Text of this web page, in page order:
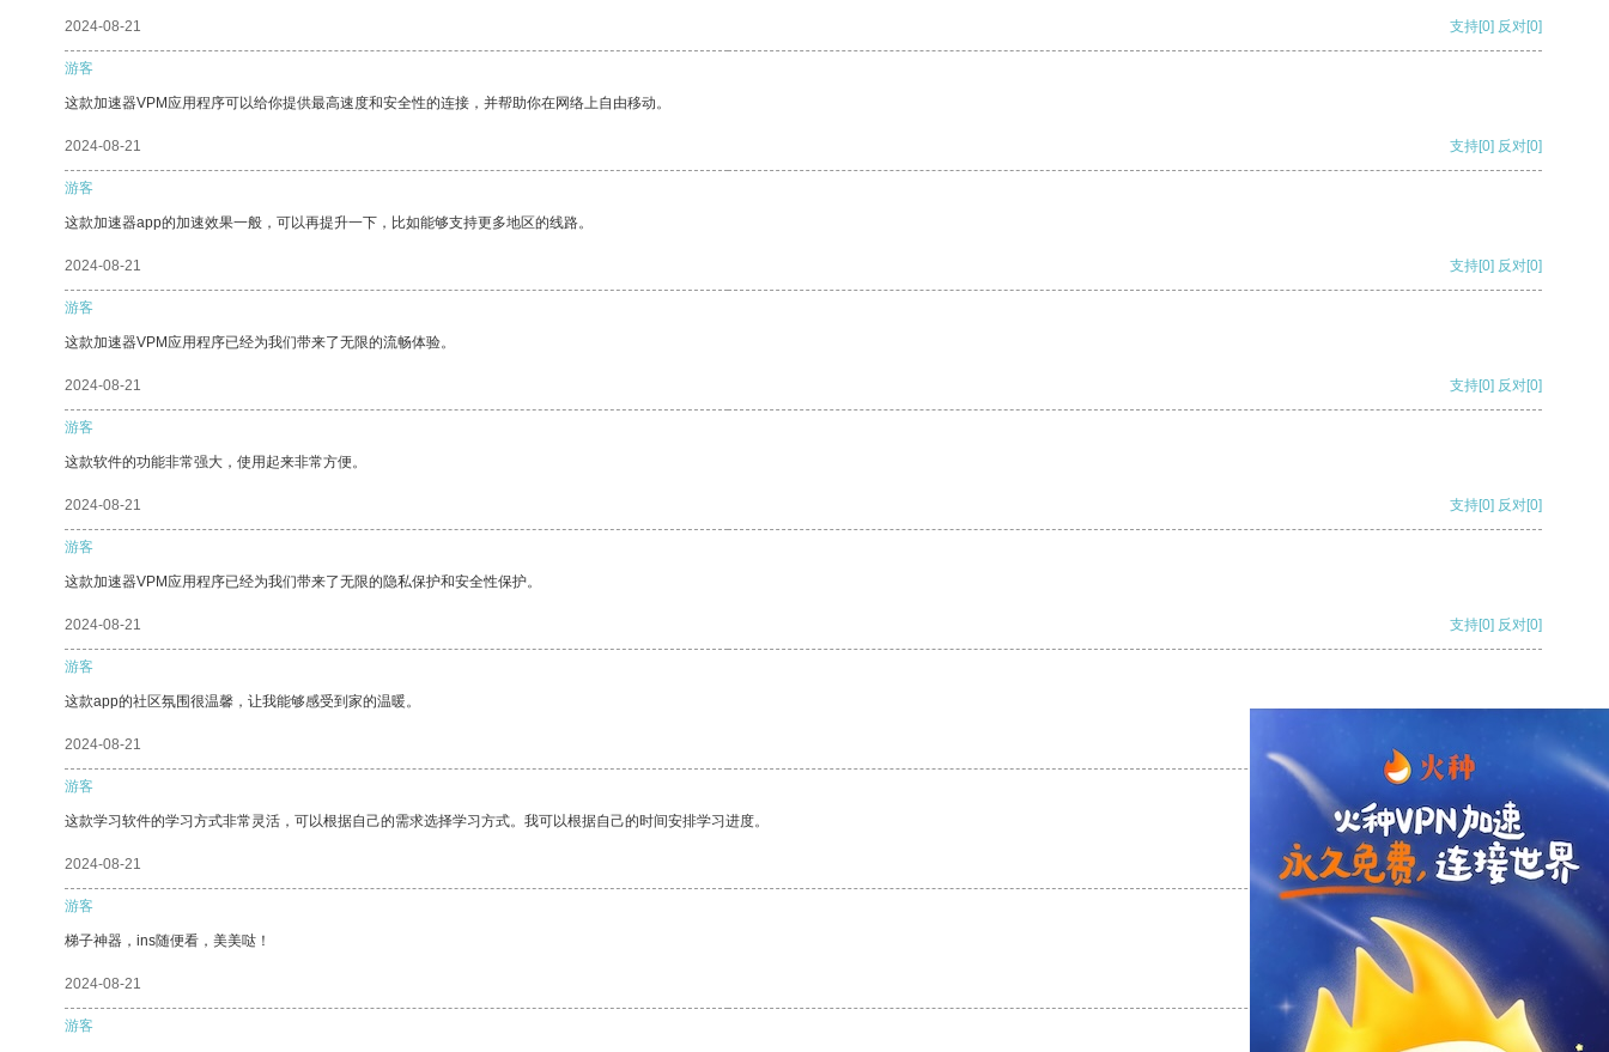
2024-08-21 支持[0] 反对[0]
游客
这款加速器VPM应用程序可以给你提供最高速度和安全性的连接，并帮助你在网络上自由移动。
2024-08-21 支持[0] 反对[0]
游客
这款加速器app的加速效果一般，可以再提升一下，比如能够支持更多地区的线路。
2024-08-21 支持[0] 反对[0]
游客
这款加速器VPM应用程序已经为我们带来了无限的流畅体验。
2024-08-21 支持[0] 反对[0]
游客
这款软件的功能非常强大，使用起来非常方便。
2024-08-21 支持[0] 反对[0]
游客
这款加速器VPM应用程序已经为我们带来了无限的隐私保护和安全性保护。
2024-08-21 支持[0] 反对[0]
游客
这款app的社区氛围很温馨，让我能够感受到家的温暖。
2024-08-21
游客
这款学习软件的学习方式非常灵活，可以根据自己的需求选择学习方式。我可以根据自己的时间安排学习进度。
2024-08-21 支持 [0] 反对[0]
游客
梯子神器，ins随便看，美美哒！
2024-08-21 支持[0] 反对
游客